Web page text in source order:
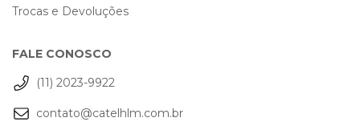
Trocas e Devoluções
FALE CONOSCO
(11) 2023-9922
contato@catelhlm.com.br